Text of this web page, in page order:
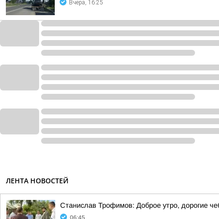
Вчера, 16:25
ЛЕНТА НОВОСТЕЙ
Станислав Трофимов: Доброе утро, дорогие
06:45